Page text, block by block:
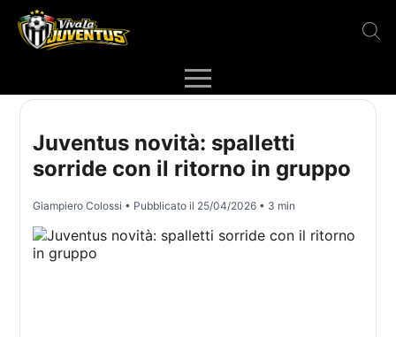
Juventus novità: spalletti
sorride con il ritorno in gruppo
Giampiero Colossi • Pubblicato il 25/04/2026 • 3 min